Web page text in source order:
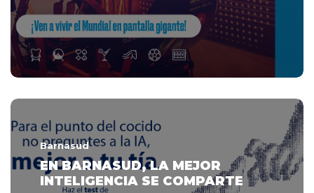
Barnasud
EN BARNASUD, LA MEJOR
INTELIGENCIA SE COMPARTE